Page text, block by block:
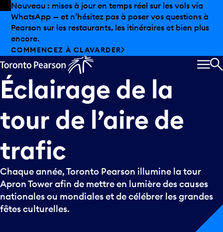
Skip to offers
Passer au contenu principal
Nouveau : mises à jour en temps réel sur les vols via
WhatsApp — et n’hésitez pas à poser vos questions à
Pearson sur les restaurants, les itinéraires et bien plus
encore.
COMMENCEZ À CLAVARDER
Éclairage de la
tour de l’aire de
trafic
Chaque année, Toronto Pearson illumine la tour
Apron Tower afin de mettre en lumière des causes
nationales ou mondiales et de célébrer les grandes
fêtes culturelles.